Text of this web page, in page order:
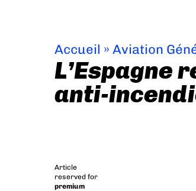
Accueil » Aviation
L’Espagne
anti-
Article
reserved for
premium